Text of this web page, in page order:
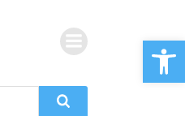
Ouvrir